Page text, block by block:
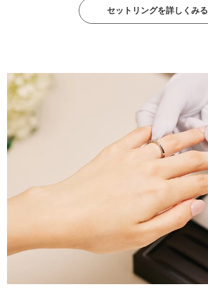
セットリングを詳しくみる